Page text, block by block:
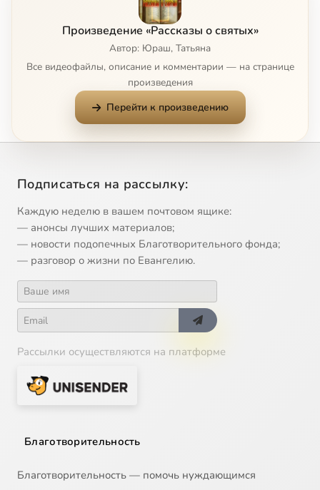
Адриан и Наталия, мученики
Адриан Пошехонский, преподобномученик
Александр Пересвет, инок-воин
Икона Божией Матери 'Всецарица'
14 Икона Божией Матери 'Утоли моя печали'
15 Икона Божией Матери Донская
17
18 Иларион Великий, преподобный
Произведение «Рассказы о святых»
Автор: Юраш, Татьяна
Все видеофайлы, описание и комментарии — на странице
произведения
Перейти к произведению
Подписаться на рассылку:
Каждую неделю в вашем почтовом ящике:
— анонсы лучших материалов;
— новости подопечных Благотворительного фонда;
— разговор о жизни по Евангелию.
Рассылки осуществляются на платформе
Благотворительность
Благотворительность — помочь нуждающимся